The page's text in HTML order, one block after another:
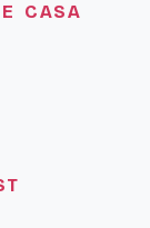
CASA